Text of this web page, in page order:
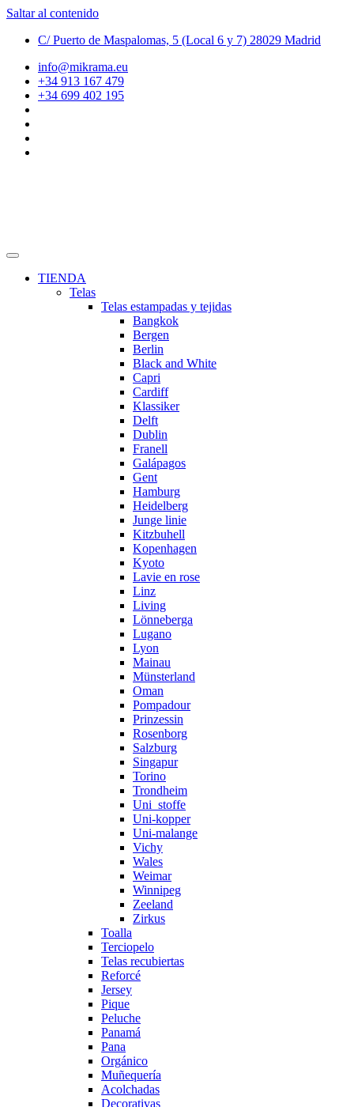
Saltar al contenido
C/ Puerto de Maspalomas, 5 (Local 6 y 7) 28029 Madrid
info@mikrama.eu
+34 913 167 479
+34 699 402 195
TIENDA
Telas
Telas estampadas y tejidas
Bangkok
Bergen
Berlin
Black and White
Capri
Cardiff
Klassiker
Delft
Dublin
Franell
Galápagos
Gent
Hamburg
Heidelberg
Junge linie
Kitzbuhell
Kopenhagen
Kyoto
Lavie en rose
Linz
Living
Lönneberga
Lugano
Lyon
Mainau
Münsterland
Oman
Pompadour
Prinzessin
Rosenborg
Salzburg
Singapur
Torino
Trondheim
Uni_stoffe
Uni-kopper
Uni-malange
Vichy
Wales
Weimar
Winnipeg
Zeeland
Zirkus
Toalla
Terciopelo
Telas recubiertas
Reforcé
Jersey
Pique
Peluche
Panamá
Pana
Orgánico
Muñequería
Acolchadas
Decorativas